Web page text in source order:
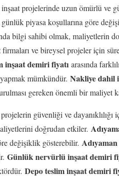
projelerinde uzun ömürlü ve
günlük piyasa koşullarına göre
bilgi sahibi olmak, maliyetlerin
firmaları ve bireysel projeler için
inşaat demiri fiyatı arasında
mümkündür. Nakliye dahil
gereken önemli bir maliyet
güvenliği ve
doğrudan etkiler.
değişiklik gösterebilir.
Günlük nervürlü inşaat demiri
Depo teslim inşaat demiri